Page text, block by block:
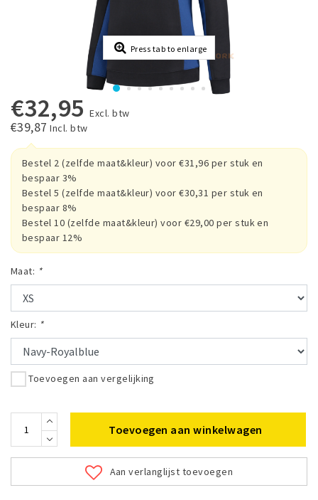
Press tab to enlarge
€32,95 Excl. btw
€39,87 Incl. btw
Bestel 2 (zelfde maat&kleur) voor €31,96 per stuk en
bespaar 3%
Bestel 5 (zelfde maat&kleur) voor €30,31 per stuk en
bespaar 8%
Bestel 10 (zelfde maat&kleur) voor €29,00 per stuk en
bespaar 12%
Maat: *
Kleur: *
Toevoegen aan vergelijking
Toevoegen aan winkelwagen
Aan verlanglijst toevoegen